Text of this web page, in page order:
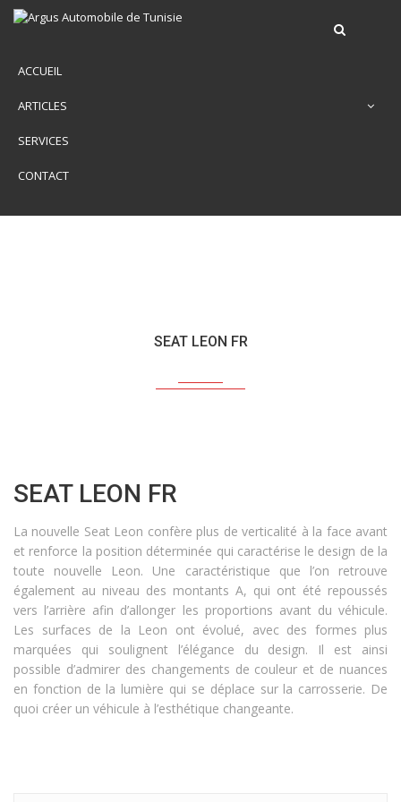
ACCUEIL
ARTICLES
SERVICES
CONTACT
SEAT LEON FR
SEAT LEON FR
La nouvelle Seat Leon confère plus de verticalité à la face avant
et renforce la position déterminée qui caractérise le design de la
toute nouvelle Leon. Une caractéristique que l’on retrouve
également au niveau des montants A, qui ont été repoussés
vers l’arrière afin d’allonger les proportions avant du véhicule.
Les surfaces de la Leon ont évolué, avec des formes plus
marquées qui soulignent l’élégance du design. Il est ainsi
possible d’admirer des changements de couleur et de nuances
en fonction de la lumière qui se déplace sur la carrosserie. De
quoi créer un véhicule à l’esthétique changeante.